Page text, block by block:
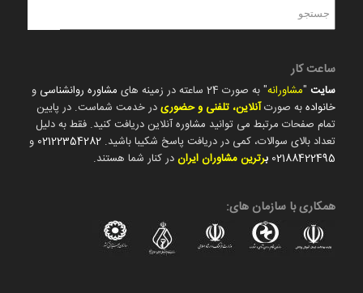
ساعت کار
سایت"مشاورانه" به صورت 24 ساعته در زمینه های مشاوره روانشناسی و
خانوادهبه صورتآنلاین، تلفنی و حضوریدر خدمت شماست. در پایین
تمام صفحات مرتبط می توانید مشاوره آنلاین دریافت کنید. فقط به دلیل
تعداد بالای سوالات، کمی در دریافت پاسخ شکیبا باشید. 02122354282 و
02188422495 برترین مشاوران ایراندر کنار شما هستند.
همکاری با سازمان های: